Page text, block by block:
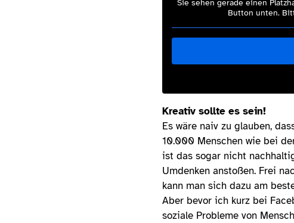
Sie sehen gerade einen
Button unten.
Kreativ sollte es sein!
Es wäre naiv zu glauben,
10.000 Menschen wie bei
ist das sogar nicht
Umdenken anstoßen. Frei
kann man sich dazu am
Aber bevor ich kurz bei
soziale Probleme von